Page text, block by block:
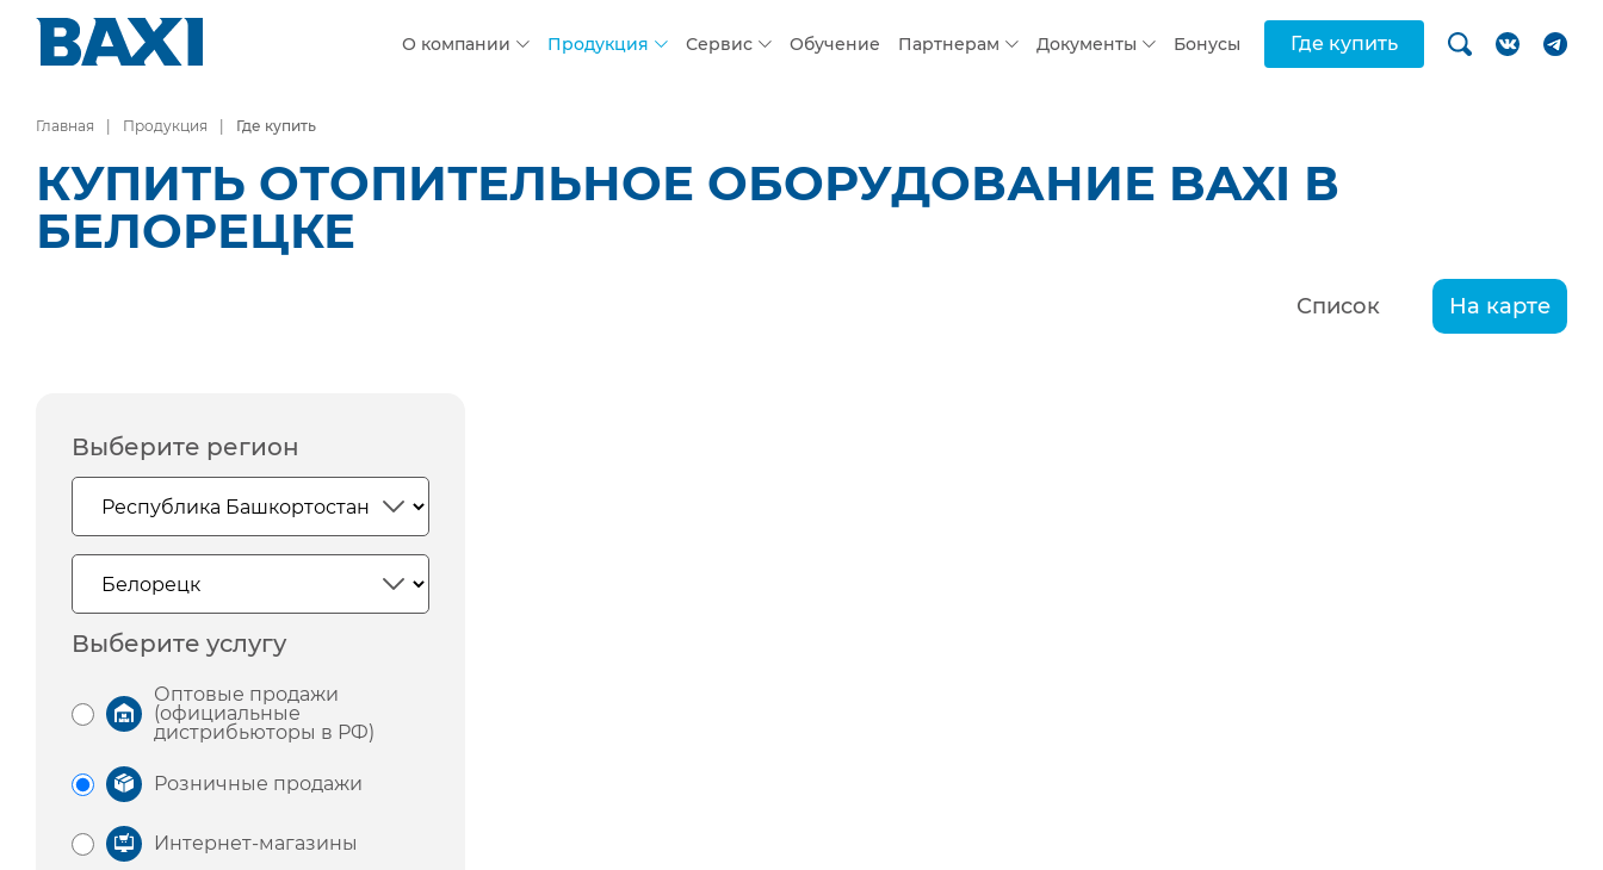
О компании Продукция Сервис Обучение Партнерам Документы Бонусы Где купить
Главная Продукция Где купить
КУПИТЬ ОТОПИТЕЛЬНОЕ ОБОРУДОВАНИЕ BAXI В
БЕЛОРЕЦКЕ
Список На карте
Выберите регион
Выберите услугу
Оптовые продажи
(официальные
дистрибьюторы в РФ)
Розничные продажи
Интернет-магазины